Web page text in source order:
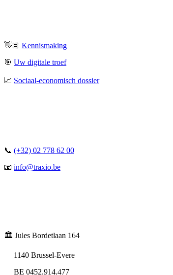
👋🏻 Kennismaking
🎯 Uw digitale troef
📈 Sociaal-economisch dossier
📞 (+32) 02 778 62 00
📧 info@traxio.be
🏛️ Jules Bordetlaan 164
1140 Brussel-Evere
BE 0452.914.477